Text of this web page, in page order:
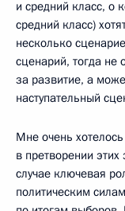
и средний класс, о
средний класс)
несколько
сценарий, тогда не
за развитие, а
наступательный
Мне очень
в претворении
случае ключевая
политическим